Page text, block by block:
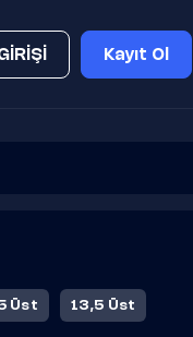
Kayıt Ol
Üst 13,5 Üst